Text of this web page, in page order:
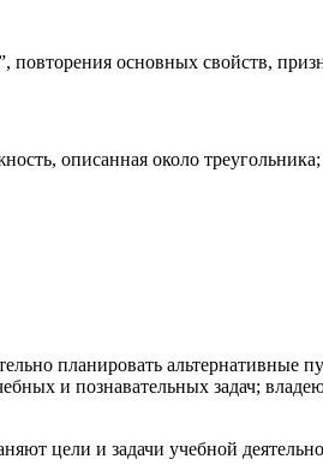
повторения основных свойств,
описанная около
планировать альтернативные
и познавательных задач;
цели и задачи учебной